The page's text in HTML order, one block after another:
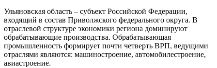
Ульяновская область – субъект Российской Федерации,
входящий в состав Приволжского федерального округа. В
отраслевой структуре экономики региона доминируют
обрабатывающие производства. Обрабатывающая
промышленность формирует почти четверть ВРП, ведущими
отраслями являются: машиностроение, автомобилестроение,
авиастроение.